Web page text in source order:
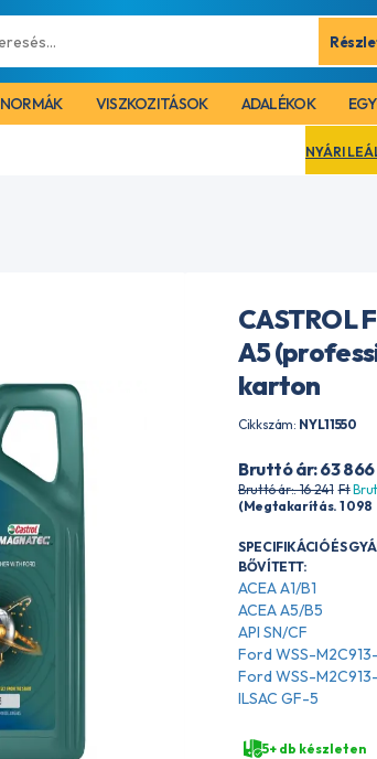
NORMÁK VISZKOZITÁSOK ADALÉKOK
NYÁRI LEÁLLÁS MIATT
CASTROL
A5
karton
Cikkszám: NYL11550
Bruttó ár: 63 866
Bruttó ár:. 16 241 Ft
(Megtakarítás. 1 098
SPECIFIKÁCIÓ ÉS
BŐVÍTETT:
ACEA A1/B1
ACEA A5/B5
API SN/CF
Ford WSS-
Ford WSS-
ILSAC GF-5
5+ db készleten